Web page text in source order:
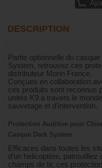
DESCRIPTION
Partie optionnelle du
System, retrouvez ces
distributeur Morin France.
Conçues en collaboration
ces produits sont reconnus
unités K9 à travers le
sauvetage et d’intervention.
Protection Auditive pour
Casque Dark System
Efficaces dans toutes les
d’un helicoptère,
champs de tir, ces